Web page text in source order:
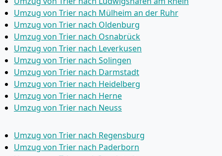
Umzug von Trier nach Mülheim an der Ruhr
Umzug von Trier nach Oldenburg
Umzug von Trier nach Osnabrück
Umzug von Trier nach Leverkusen
Umzug von Trier nach Solingen
Umzug von Trier nach Darmstadt
Umzug von Trier nach Heidelberg
Umzug von Trier nach Herne
Umzug von Trier nach Neuss
Umzug von Trier nach Regensburg
Umzug von Trier nach Paderborn